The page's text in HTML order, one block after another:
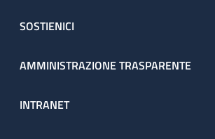
SOSTIENICI
AMMINISTRAZIONE TRASPARENTE
INTRANET